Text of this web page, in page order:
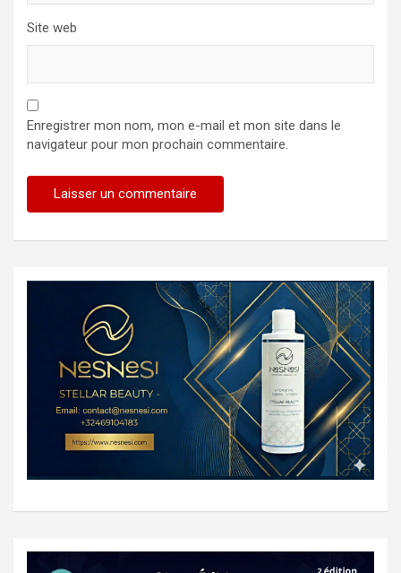
Site web
Enregistrer mon nom, mon e-mail et mon site dans le
navigateur pour mon prochain commentaire.